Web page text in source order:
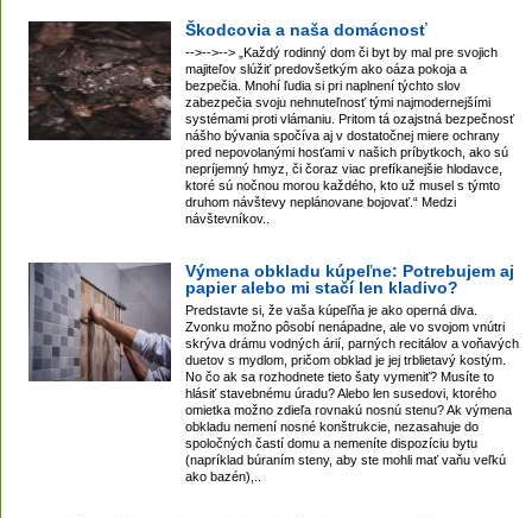
Škodcovia a naša domácnosť
-->-->--> „Každý rodinný dom či byt by mal pre svojich
majiteľov slúžiť predovšetkým ako oáza pokoja a
bezpečia. Mnohí ľudia si pri naplnení týchto slov
zabezpečia svoju nehnuteľnosť tými najmodernejšími
systémami proti vlámaniu. Pritom tá ozajstná bezpečnosť
nášho bývania spočíva aj v dostatočnej miere ochrany
pred nepovolanými hosťami v našich príbytkoch, ako sú
nepríjemný hmyz, či čoraz viac prefíkanejšie hlodavce,
ktoré sú nočnou morou každého, kto už musel s týmto
druhom návštevy neplánovane bojovať.“ Medzi
návštevníkov..
Výmena obkladu kúpeľne: Potrebujem aj
papier alebo mi stačí len kladivo?
Predstavte si, že vaša kúpeľňa je ako operná diva.
Zvonku možno pôsobí nenápadne, ale vo svojom vnútri
skrýva drámu vodných árií, parných recitálov a voňavých
duetov s mydlom, pričom obklad je jej trblietavý kostým.
No čo ak sa rozhodnete tieto šaty vymeniť? Musíte to
hlásiť stavebnému úradu? Alebo len susedovi, ktorého
omietka možno zdieľa rovnakú nosnú stenu? Ak výmena
obkladu nemení nosné konštrukcie, nezasahuje do
spoločných častí domu a nemeníte dispozíciu bytu
(napríklad búraním steny, aby ste mohli mať vaňu veľkú
ako bazén),..